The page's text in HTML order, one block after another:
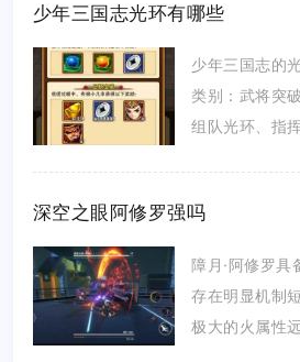
少年三国志光环有哪些
少年三国志的
类别：武将突
组队光环、指
深空之眼阿修罗强吗
障月·阿修罗具
存在明显机制
极大的火属性